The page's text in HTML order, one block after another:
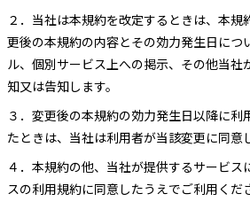
２． 当社は本規約を改定するときは、本規
更後の本規約の内容とその効力発生日につ
ル、個別サービス上への掲示、その他当社
知又は告知します。
３． 変更後の本規約の効力発生日以降に利
たときは、当社は利用者が当該変更に同意
４． 本規約の他、当社が提供するサービス
スの利用規約に同意したうえでご利用くだ